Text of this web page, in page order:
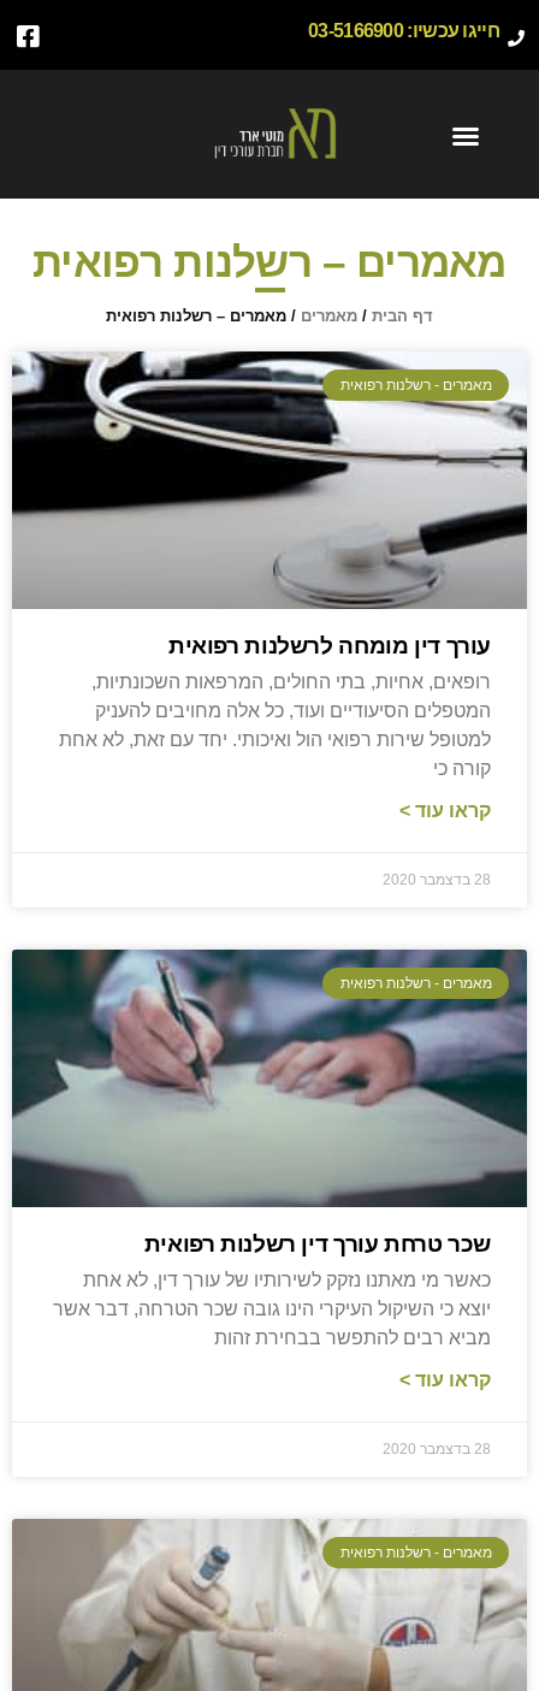
חייגו עכשיו:03-5166900
מאמרים – רשלנות רפואית
דף הבית / מאמרים / מאמרים – רשלנות רפואית
מאמרים - רשלנות רפואית
עורך דין מומחה לרשלנות רפואית
רופאים, אחיות, בתי החולים, המרפאות השכונתיות,
המטפלים הסיעודיים ועוד, כל אלה מחויבים להעניק
למטופל שירות רפואי הול ואיכותי. יחד עם זאת, לא אחת
קורה כי
קראו עוד >
28 בדצמבר 2020
מאמרים - רשלנות רפואית
שכר טרחת עורך דין רשלנות רפואית
כאשר מי מאתנו נזקק לשירותיו של עורך דין, לא אחת
יוצא כי השיקול העיקרי הינו גובה שכר הטרחה, דבר אשר
מביא רבים להתפשר בבחירת זהות
קראו עוד >
28 בדצמבר 2020
מאמרים - רשלנות רפואית